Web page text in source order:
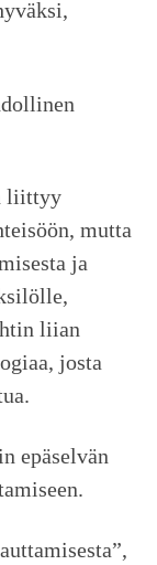
liittyy
mutta
ja
liian
josta
epäselvän